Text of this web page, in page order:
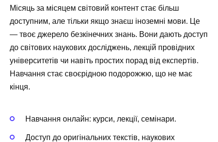
Місяць за місяцем світовий контент стає більш
доступним, але тільки якщо знаєш іноземні мови. Це
— твоє джерело безкінечних знань. Вони дають доступ
до світових наукових досліджень, лекцій провідних
університетів чи навіть простих порад від експертів.
Навчання стає своєрідною подорожжю, що не має
кінця.
Навчання онлайн: курси, лекції, семінари.
Доступ до оригінальних текстів, наукових